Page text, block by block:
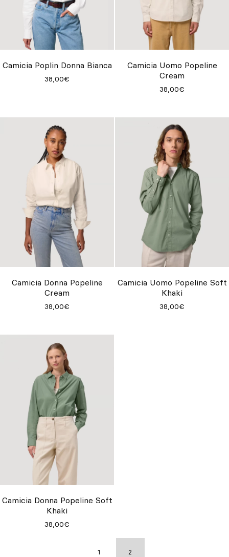
Camicia Poplin Donna Bianca
38,00€
Camicia Uomo Popeline
Cream
38,00€
Camicia Donna Popeline
Cream
38,00€
Camicia Uomo Popeline Soft
Khaki
38,00€
Camicia Donna Popeline Soft
Khaki
38,00€
1 2